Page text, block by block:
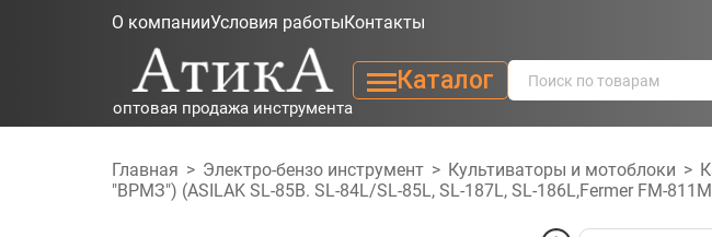
О компанииУсловия работыКонтакты
оптовая продажа инструмента
Каталог
Главная > Электро-бензо инструмент > Культиваторы и мотоблоки >
"ВРМЗ") (ASILAK SL-85B. SL-84L/SL-85L, SL-187L, SL-186L,Fermer FM-